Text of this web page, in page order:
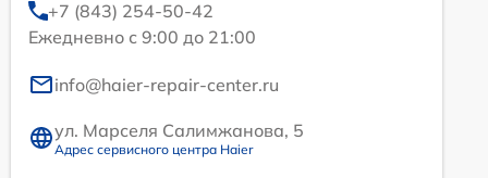
+7 (843) 254-50-42
Ежедневно с 9:00 до 21:00
info@haier-repair-center.ru
ул. Марселя Салимжанова, 5
Адрес сервисного центра Haier